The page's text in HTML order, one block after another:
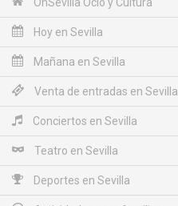
Hoy en Sevilla
Mañana en Sevilla
Venta de entradas en Sevilla
Conciertos en Sevilla
Teatro en Sevilla
Deportes en Sevilla